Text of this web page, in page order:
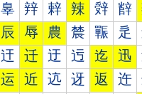
辠 辡 辢 辣 辤 辥
辰 辱 農 辳 辴 辵
迀 迁 迂 迃 迄 迅
运 近 迒 迓 返 迕